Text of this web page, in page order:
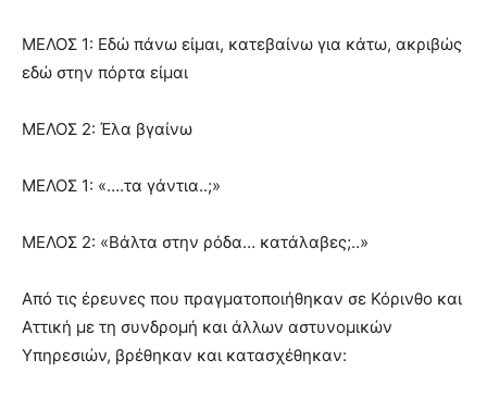
ΜΕΛΟΣ 1: Εδώ πάνω είμαι, κατεβαίνω για κάτω, ακριβώς
εδώ στην πόρτα είμαι
ΜΕΛΟΣ 2: Έλα βγαίνω
ΜΕΛΟΣ 1: «….τα γάντια..;»
ΜΕΛΟΣ 2: «Βάλτα στην ρόδα… κατάλαβες;..»
Από τις έρευνες που πραγματοποιήθηκαν σε Κόρινθο και
Αττική με τη συνδρομή και άλλων αστυνομικών
Υπηρεσιών, βρέθηκαν και κατασχέθηκαν: